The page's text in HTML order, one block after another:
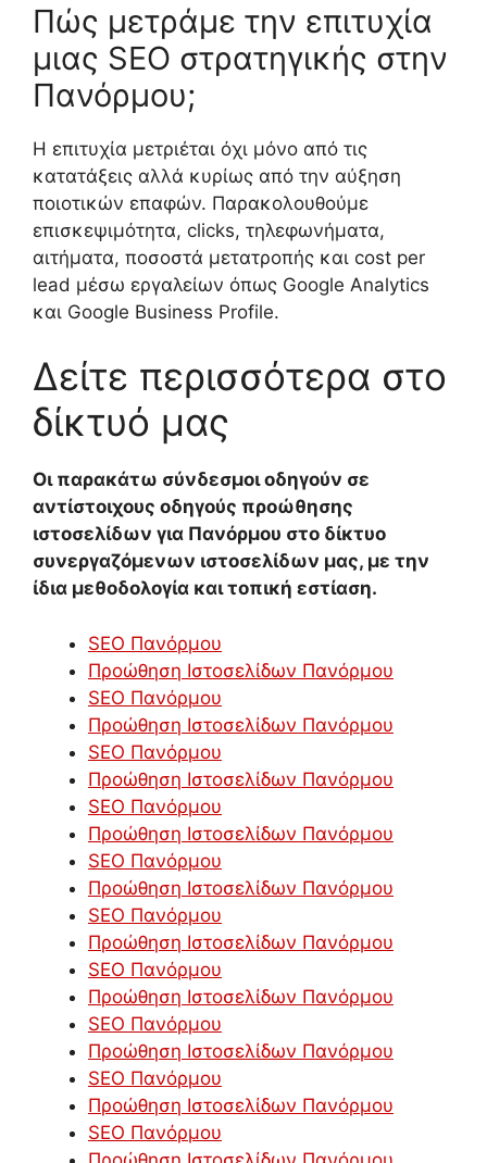
Πώς μετράμε την επιτυχία
μιας SEO στρατηγικής στην
Πανόρμου;
Η επιτυχία μετριέται όχι μόνο από τις
κατατάξεις αλλά κυρίως από την αύξηση
ποιοτικών επαφών. Παρακολουθούμε
επισκεψιμότητα, clicks, τηλεφωνήματα,
αιτήματα, ποσοστά μετατροπής και cost per
lead μέσω εργαλείων όπως Google Analytics
και Google Business Profile.
Δείτε περισσότερα στο
δίκτυό μας
Οι παρακάτω σύνδεσμοι οδηγούν σε
αντίστοιχους οδηγούς προώθησης
ιστοσελίδων για Πανόρμου στο δίκτυο
συνεργαζόμενων ιστοσελίδων μας, με την
ίδια μεθοδολογία και τοπική εστίαση.
SEO Πανόρμου
Προώθηση Ιστοσελίδων Πανόρμου
SEO Πανόρμου
Προώθηση Ιστοσελίδων Πανόρμου
SEO Πανόρμου
Προώθηση Ιστοσελίδων Πανόρμου
SEO Πανόρμου
Προώθηση Ιστοσελίδων Πανόρμου
SEO Πανόρμου
Προώθηση Ιστοσελίδων Πανόρμου
SEO Πανόρμου
Προώθηση Ιστοσελίδων Πανόρμου
SEO Πανόρμου
Προώθηση Ιστοσελίδων Πανόρμου
SEO Πανόρμου
Προώθηση Ιστοσελίδων Πανόρμου
SEO Πανόρμου
Προώθηση Ιστοσελίδων Πανόρμου
SEO Πανόρμου